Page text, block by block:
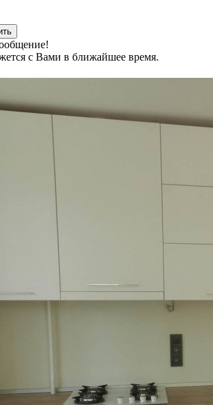
с Вами в ближайшее время.